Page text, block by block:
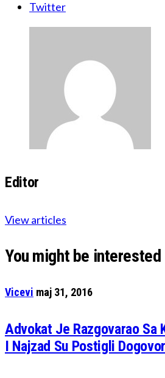
Twitter
Editor
View articles
You might be
Vicevi maj 31, 2016
Advokat Je Razgovarao Sa
I Najzad Su Postigli